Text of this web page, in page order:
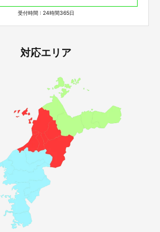
受付時間 : 24時間365日
対応エリア